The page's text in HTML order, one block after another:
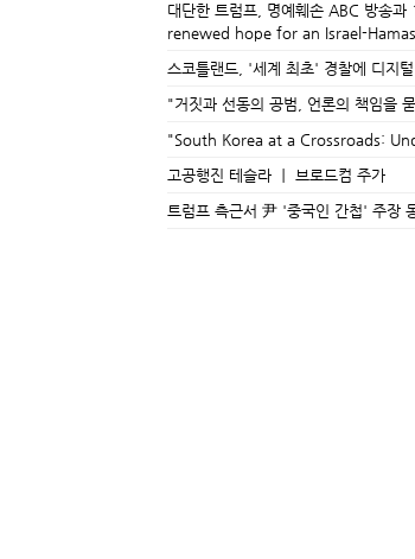
대단한 트럼프, 명예훼손 ABC 방송
renewed hope for an Israel-
스코틀랜드, '세계 최초' 경찰에 디
"거짓과 선동의 공범, 언론의 책임을
"South Korea at a Crossroads:
고공행진 테슬라 ㅣ 브로드컴 주가
트럼프 측근서 尹 '중국인 간첩' 주장